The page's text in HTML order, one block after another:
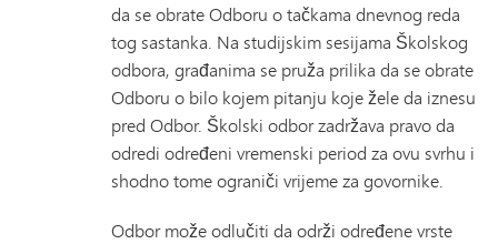
da se obrate Odboru o tačkama dnevnog reda
tog sastanka. Na studijskim sesijama Školskog
odbora, građanima se pruža prilika da se obrate
Odboru o bilo kojem pitanju koje žele da iznesu
pred Odbor. Školski odbor zadržava pravo da
odredi određeni vremenski period za ovu svrhu i
shodno tome ograniči vrijeme za govornike.
Odbor može odlučiti da održi određene vrste